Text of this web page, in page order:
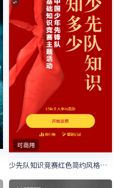
可商用
少先队知识竞赛红色简约风格答题活动